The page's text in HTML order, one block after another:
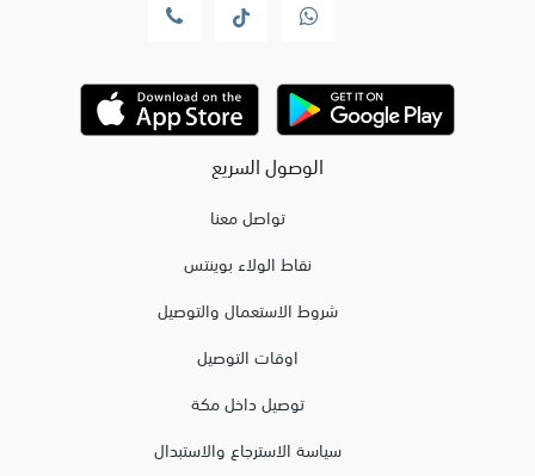
الوصول السريع
تواصل معنا
نقاط الولاء بوينتس
شروط الاستعمال والتوصيل
اوقات التوصيل
توصيل داخل مكة
سياسة الاسترجاع والاستبدال